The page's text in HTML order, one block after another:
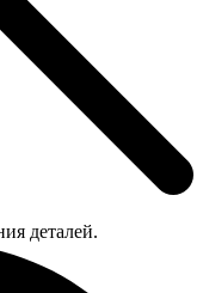
деталей.